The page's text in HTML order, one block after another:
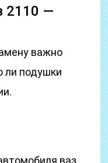
2110 —
важно
ли подушки
ваз